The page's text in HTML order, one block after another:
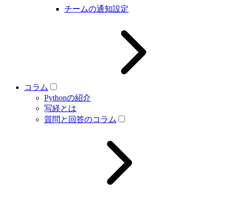
チームの通知設定
コラム
Pythonの紹介
写経とは
質問と回答のコラム